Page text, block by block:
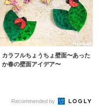
カラフルちょうちょ壁面〜あった
か春の壁面アイデア〜
Recommended by